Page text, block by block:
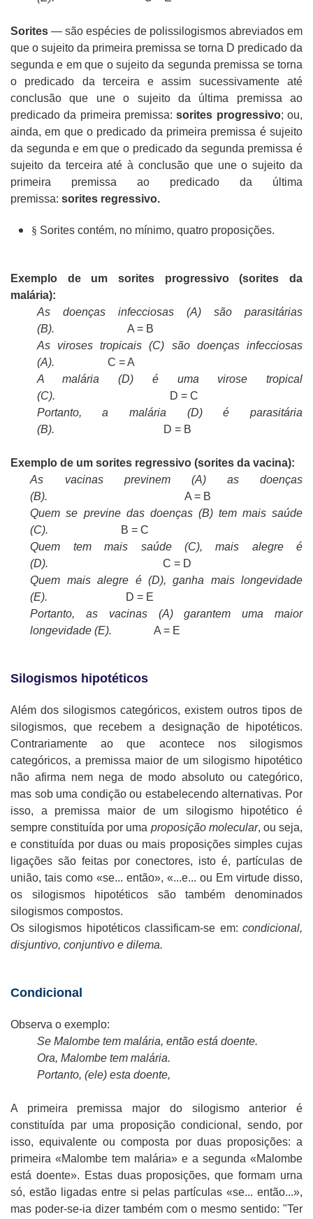
Sorites — são espécies de polissilogismos abreviados em
que o sujeito da primeira premissa se torna D predicado da
segunda e em que o sujeito da segunda premissa se torna
o predicado da terceira e assim sucessivamente até
conclusão que une o sujeito da última premissa ao
predicado da primeira premissa:sorites progressivo; ou,
ainda, em que o predicado da primeira premissa é sujeito
da segunda e em que o predicado da segunda premissa é
sujeito da terceira até à conclusão que une o sujeito da
primeira premissa ao predicado da última
premissa: sorites regressivo.
§ Sorites contém, no mínimo, quatro proposições.
Exemplo de um sorites progressivo (sorites da
malária):
As doenças infecciosas (A) são parasitárias
(B).
A = B
As viroses tropicais (C) são doenças infecciosas
(A).
C = A
A malária (D) é uma virose tropical
(C).
D = C
Portanto, a malária (D) é parasitária
(B).
D = B
Exemplo de um sorites regressivo (sorites da vacina):
As vacinas previnem (A) as doenças
(B).
A = B
Quem se previne das doenças (B) tem mais saúde
(C).
B = C
Quem tem mais saúde (C), mais alegre é
(D).
C = D
Quem mais alegre é (D), ganha mais longevidade
(E).
D = E
Portanto, as vacinas (A) garantem uma maior
longevidade (E).
A = E
Silogismos hipotéticos
Além dos silogismos categóricos, existem outros tipos de
silogismos, que recebem a designação de hipotéticos.
Contrariamente ao que acontece nos silogismos
categóricos, a premissa maior de um silogismo hipotético
não afirma nem nega de modo absoluto ou categórico,
mas sob uma condição ou estabelecendo alternativas. Por
isso, a premissa maior de um silogismo hipotético é
sempre constituída por uma proposição molecular, ou seja,
e constituída por duas ou mais proposições simples cujas
ligações são feitas por conectores, isto é, partículas de
união, tais como «se... então», «...e... ou Em virtude disso,
os silogismos hipotéticos são também denominados
silogismos compostos.
Os silogismos hipotéticos classificam-se em: condicional,
disjuntivo, conjuntivo e dilema.
Condicional
Observa o exemplo:
Se Malombe tem malária, então está doente.
Ora, Malombe tem malária.
Portanto, (ele) esta doente,
A primeira premissa major do silogismo anterior é
constituída par uma proposição condicional, sendo, por
isso, equivalente ou composta por duas proposições: a
primeira «Malombe tem malária» e a segunda «Malombe
está doente». Estas duas proposições, que formam urna
só, estão ligadas entre si pelas partículas «se... então...»,
mas poder-se-ia dizer também com o mesmo sentido: "Ter